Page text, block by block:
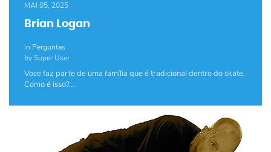
MAI 05, 2025
Brian Logan
in Perguntas
by Super User
Voce faz parte de uma família que é tradicional dentro do skate.
Como é isso?…